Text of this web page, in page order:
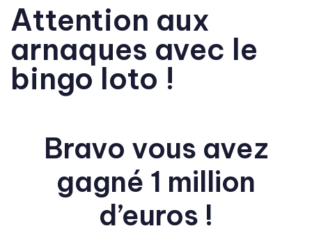
Attention aux
arnaques avec le
bingo loto !
Bravo vous avez
gagné 1 million
d’euros !